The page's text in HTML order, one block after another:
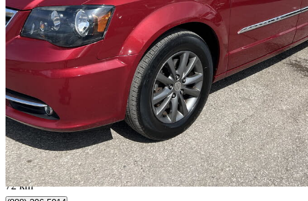
2015 Chrysler Town & Country
107 235 km
14 499 $ Affaire
255 $/mois env.
Brampton, ON
72 km